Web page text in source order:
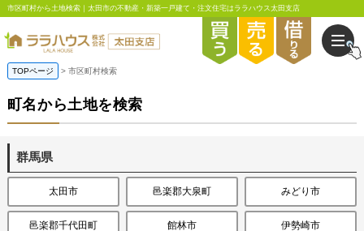
市区町村から土地検索｜太田市の不動産・新築一戸建て・注文住宅はララハウス太田支店
TOPページ 市区町村検索
町名から土地を検索
群馬県
太田市 邑楽郡大泉町 みどり市
邑楽郡千代田町 館林市 伊勢崎市